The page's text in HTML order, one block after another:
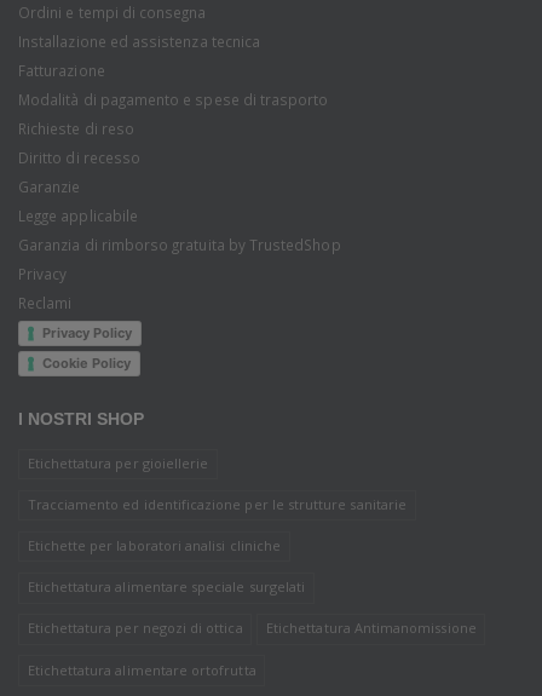
Ordini e tempi di consegna
Installazione ed assistenza tecnica
Fatturazione
Modalità di pagamento e spese di trasporto
Richieste di reso
Diritto di recesso
Garanzie
Legge applicabile
Garanzia di rimborso gratuita by TrustedShop
Privacy
Reclami
Privacy Policy
Cookie Policy
I NOSTRI SHOP
Etichettatura per gioiellerie
Tracciamento ed identificazione per le strutture sanitarie
Etichette per laboratori analisi cliniche
Etichettatura alimentare speciale surgelati
Etichettatura per negozi di ottica Etichettatura Antimanomissione
Etichettatura alimentare ortofrutta